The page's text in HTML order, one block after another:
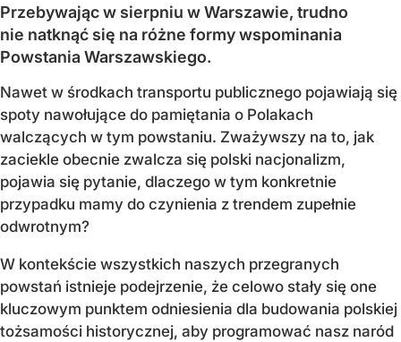
Przebywając w sierpniu w Warszawie, trudno
nie natknąć się na różne formy wspominania
Powstania Warszawskiego.
Nawet w środkach transportu publicznego pojawiają się
spoty nawołujące do pamiętania o Polakach
walczących w tym powstaniu. Zważywszy na to, jak
zaciekle obecnie zwalcza się polski nacjonalizm,
pojawia się pytanie, dlaczego w tym konkretnie
przypadku mamy do czynienia z trendem zupełnie
odwrotnym?
W kontekście wszystkich naszych przegranych
powstań istnieje podejrzenie, że celowo stały się one
kluczowym punktem odniesienia dla budowania polskiej
tożsamości historycznej, aby programować nasz naród